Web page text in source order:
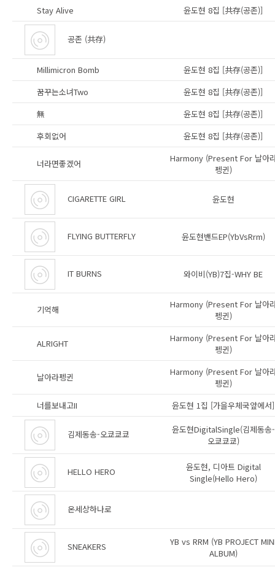
Stay Alive
윤도현 8집 [共存(공존)]
공존 (共存)
Millimicron Bomb
윤도현 8집 [共存(공존)]
꿈꾸는소녀Two
윤도현 8집 [共存(공존)]
無
윤도현 8집 [共存(공존)]
후회없어
윤도현 8집 [共存(공존)]
너라면좋겠어
Harmony (Present For 날아
펭귄)
CIGARETTE GIRL 윤도현
FLYING BUTTERFLY 윤도현밴드EP(YbVsRrm)
IT BURNS 와이비(YB)7집-WHY BE
기억해
Harmony (Present For 날아
펭귄)
ALRIGHT
Harmony (Present For 날아
펭귄)
날아라펭귄
Harmony (Present For 날아
펭귄)
너를보내고II
윤도현 1집 [가을우체국앞에서]
김제동송-오쿄쿄쿄
윤도현DigitalSingle(김제동송-
오쿄쿄쿄)
HELLO HERO
윤도현, 디아트 Digital
Single(Hello Hero)
온세상하나로
SNEAKERS
YB vs RRM (YB PROJECT
ALBUM)